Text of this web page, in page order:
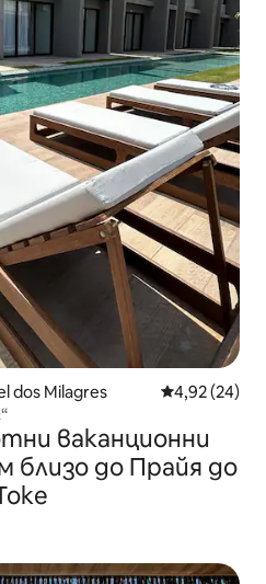
dos Milagres Средна
4,92 (24)
ваканционни
близо до Прайя до